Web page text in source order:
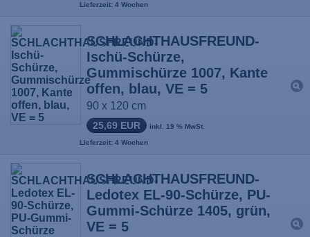
Lieferzeit: 4 Wochen
SCHLACHTHAUSFREUND-
Ischü-Schürze,
Gummischürze 1007, Kante
offen, blau, VE = 5
90 x 120 cm
25,69 EUR inkl. 19 % MwSt.
Lieferzeit: 4 Wochen
SCHLACHTHAUSFREUND-
Ledotex EL-90-Schürze, PU-
Gummi-Schürze 1405, grün,
VE = 5